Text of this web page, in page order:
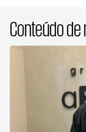
Conteúdo de